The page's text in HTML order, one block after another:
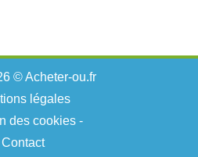
© Acheter-ou.fr
légales
des cookies-
Contact